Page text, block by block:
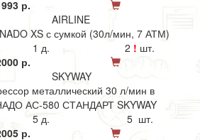
р.
AIRLINE
XS с сумкой (30л/мин, 7 АТМ)
1 д. 2 ! шт.
р.
SKYWAY
металлический 30 л/мин в
АС-580 СТАНДАРТ SKYWAY
5 д.
5 шт.
р.